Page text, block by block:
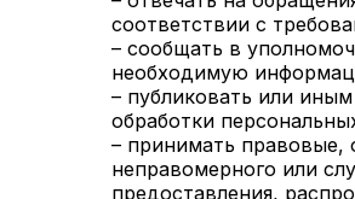
соответствии с
– сообщать в
необходимую
– публиковать или
обработки
– принимать правовые,
неправомерного или
предоставления,